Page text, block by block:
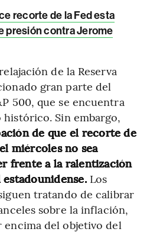
recorte de la Fed esta
presión contra Jerome
de la Reserva
gran parte del
500, que se encuentra
Sin embargo,
de que el recorte de
miércoles no sea
frente a la ralentización
Los
tratando de calibrar
sobre la inflación,
encima del objetivo del